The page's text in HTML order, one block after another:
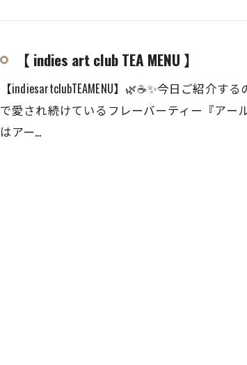
【 indies art club TEA MENU 】
【indiesartclubTEAMENU】🌿☕️✨今日ご紹介
で愛され続けているフレーバーティー『アー
はアー…